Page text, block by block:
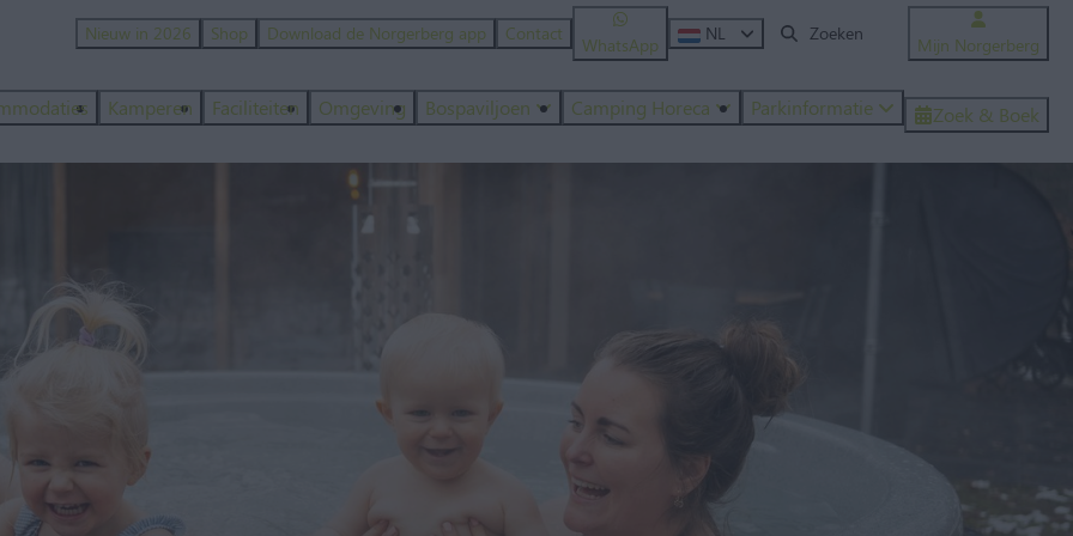
Nieuw in 2026 Shop Download de Norgerberg app Contact
WhatsApp
NL
Mijn Norgerberg
Kamperen Faciliteiten Omgeving Bospaviljoen Camping Horeca Parkinformatie Zoek & Boek